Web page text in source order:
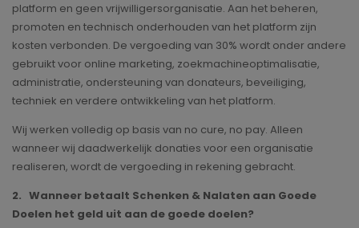
platform en geen vrijwilligersorganisatie. Aan het beheren,
promoten en technisch onderhouden van het platform zijn
kosten verbonden. De vergoeding van 30% wordt onder andere
gebruikt voor online marketing, zoekmachineoptimalisatie,
administratie, ondersteuning van donateurs, beveiliging,
techniek en verdere ontwikkeling van het platform.
Wij werken volledig op basis van no cure, no pay. Alleen
wanneer wij daadwerkelijk donaties voor een organisatie
realiseren, wordt de vergoeding in rekening gebracht.
2. Wanneer betaalt Schenken & Nalaten aan Goede
Doelen het geld uit aan de goede doelen?